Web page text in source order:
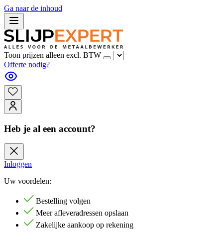
Ga naar de inhoud
Toon prijzen alleen excl. BTW
Offerte nodig?
Heb je al een account?
Inloggen
Uw voordelen:
Bestelling volgen
Meer afleveradressen opslaan
Zakelijke aankoop op rekening